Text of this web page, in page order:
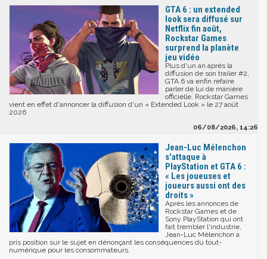
GTA 6 : un extended
look sera diffusé sur
Netflix fin août,
Rockstar Games
surprend la planète
jeu vidéo
Plus d'un an après la
diffusion de son trailer #2,
GTA 6 va enfin refaire
parler de lui de manière
officielle. Rockstar Games
vient en effet d'annoncer la diffusion d'un « Extended Look » le 27 août
2026
06/08/2026, 14:26
Jean-Luc Mélenchon
s'attaque à
PlayStation et GTA 6 :
« Les joueuses et
joueurs aussi ont des
droits »
Après les annonces de
Rockstar Games et de
Sony PlayStation qui ont
fait trembler l'industrie,
Jean-Luc Mélenchon a
pris position sur le sujet en dénonçant les conséquences du tout-
numérique pour les consommateurs.